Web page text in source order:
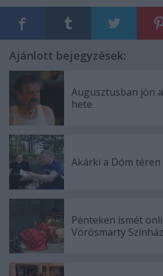
Ajánlott bejegyzések:
Augusztusban jön
hete
Akárki a Dóm téren
Pénteken ismét
Vörösmarty